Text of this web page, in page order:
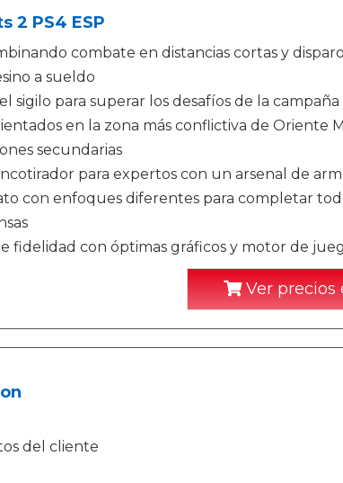
2 PS4 ESP
combate en distancias cortas y
a sueldo
sigilo para superar los desafíos de la
en la zona más conflictiva de Oriente
secundarias
para expertos con un arsenal de
con enfoques diferentes para completar
fidelidad con óptimas gráficos y motor de
Ver precios
del cliente